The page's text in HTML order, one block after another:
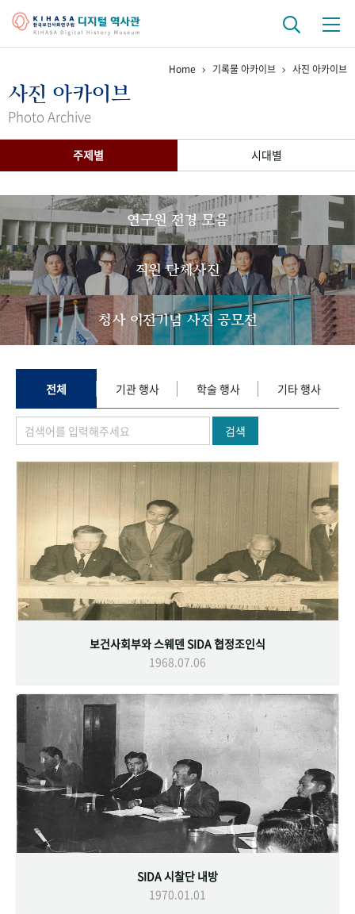
걸어온 길 기관 변천사
간행물 변천사
기록물 아카이브
사진 아카이브 문서 기록물 행정박물 영상 기록물
50+1 주년 기념
성과 50선 숫자로 보는 50년
세계와 함께 한 KIHASA
VR 역사관
Home 기록물 아카이브 사진 아카이브
사진 아카이브
Photo Archive
주제별 시대별
연구원 전경 모음
직원 단체사진
청사 이전기념 사진 공모전
전체 기관 행사 학술 행사 기타 행사
검색
보건사회부와 스웨덴 SIDA 협정조인식
1968.07.06
SIDA 시찰단 내방
1970.01.01